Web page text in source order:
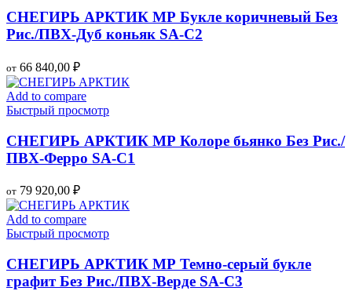
СНЕГИРЬ АРКТИК МР Букле коричневый Без
Рис./ПВХ-Дуб коньяк SA-C2
от 66 840,00 ₽
Add to compare
Быстрый просмотр
СНЕГИРЬ АРКТИК МР Колоре бьянко Без Рис./
ПВХ-Ферро SA-C1
от 79 920,00 ₽
Add to compare
Быстрый просмотр
СНЕГИРЬ АРКТИК МР Темно-серый букле
графит Без Рис./ПВХ-Верде SA-C3